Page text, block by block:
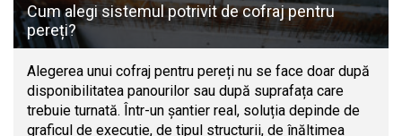
Cum alegi sistemul potrivit de cofraj pentru
pereți?
Alegerea unui cofraj pentru pereți nu se face doar după
disponibilitatea panourilor sau după suprafața care
trebuie turnată. Într-un șantier real, soluția depinde de
graficul de execuție, de tipul structurii, de înălțimea